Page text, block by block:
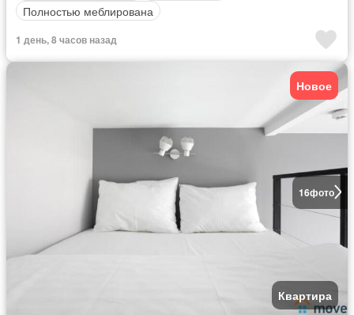
Полностью меблирована
1 день, 8 часов назад
16фото
Новое
Квартира